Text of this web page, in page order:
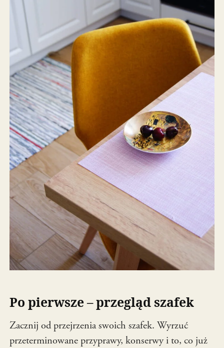
Po pierwsze – przegląd szafek
Zacznij od przejrzenia swoich szafek. Wyrzuć
przeterminowane przyprawy, konserwy i to, co już